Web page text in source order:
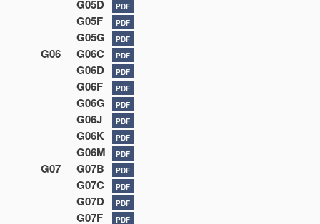
G05D PDF
G05F PDF
G05G PDF
G06 G06C PDF
G06D PDF
G06F PDF
G06G PDF
G06J PDF
G06K PDF
G06M PDF
G07 G07B PDF
G07C PDF
G07D PDF
G07F PDF